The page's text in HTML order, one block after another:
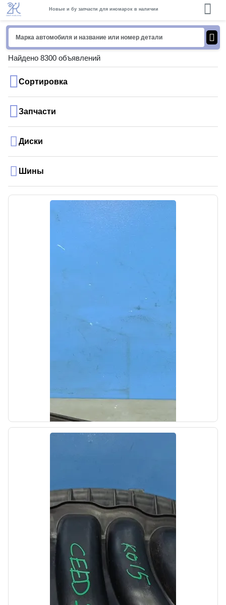
Новые и бу запчасти для иномарок в наличии
Найдено 8300 объявлений
Сортировка
Запчасти
Диски
Шины
б/у
Поводок стеклоочистителя заднего